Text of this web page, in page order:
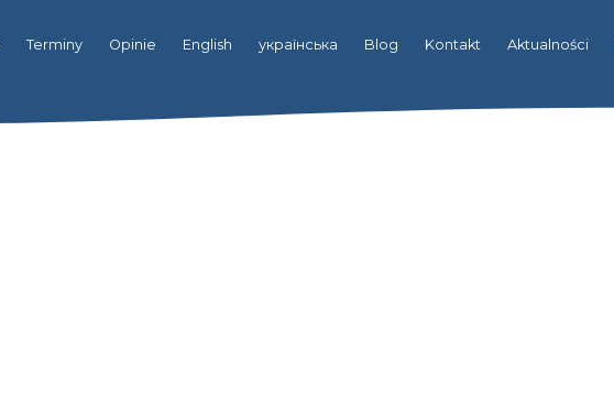
Terminy Opinie English українська Blog Kontakt Aktualności